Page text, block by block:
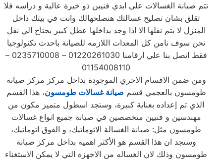
تتم صيانة الغسالات علي ايدي فنيين ذو خبرة عالية و دراسه فلا
تقلق بشان تصليح غسالتك هنصلحهالك وانت في بيتك داخل
المنزل لا يتم نقلها الا اذا وجد بداخلها عطل كبير يحتاج الي نقل
نحن سوف نامن كل المعدات اللازمه للصيانة باحدث تكنولوجيا
فقط اتصل بنا علي ارقامنا 01220261030 – 0235710008 –
01154008110
ومن ضمن الاقسام الاخري الموجودة بداخل مركز مركز صيانة
طومسون بالعجمي قسم صيانة غسالات طومسون، هذا القسم
الذي تم إعداده بعناية كبيرة، وستجد اسطول متميز مكون من
مهندسين و فنيين متخصصين في صيانة جميع انواع غسالات
طومسون مثل: صيانة الغسالة الاتوماتيك، و الفوق اتوماتيك،
وستجد ان هذا القسم هو الأكثر اهمية بداخل مركز صيانة
طومسون وذلك لان الغساله من الاجهزة التي لا يمكن الاستغناء